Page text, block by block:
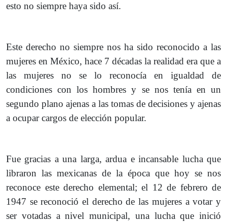
esto no siempre haya sido así.
Este derecho no siempre nos ha sido reconocido a las
mujeres en México, hace 7 décadas la realidad era que a
las mujeres no se lo reconocía en igualdad de
condiciones con los hombres y se nos tenía en un
segundo plano ajenas a las tomas de decisiones y ajenas
a ocupar cargos de elección popular.
Fue gracias a una larga, ardua e incansable lucha que
libraron las mexicanas de la época que hoy se nos
reconoce este derecho elemental; el 12 de febrero de
1947 se reconoció el derecho de las mujeres a votar y
ser votadas a nivel municipal, una lucha que inició